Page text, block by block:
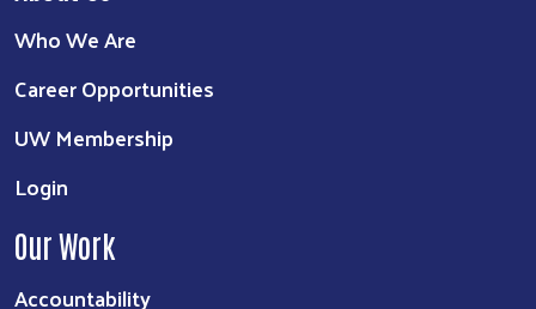
Who We Are
Career Opportunities
UW Membership
Login
Our Work
Accountability